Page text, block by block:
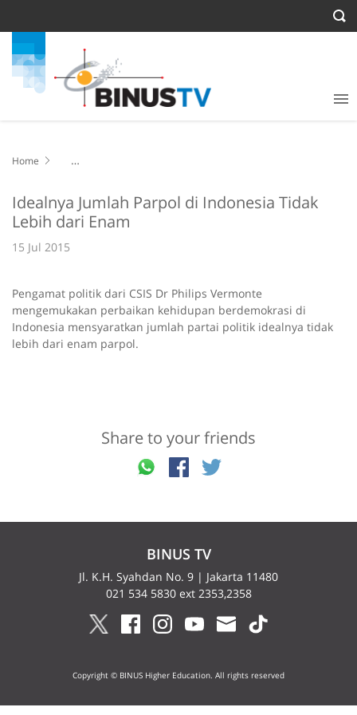
Home
Idealnya Jumlah Parpol di Indonesia Tidak
Lebih dari Enam
15 Jul 2015
Pengamat politik dari CSIS Dr Philips Vermonte
mengemukakan perbaikan kehidupan berdemokrasi di
Indonesia mensyaratkan jumlah partai politik idealnya tidak
lebih dari enam parpol.
Share to your friends
BINUS TV
Jl. K.H. Syahdan No. 9 | Jakarta 11480
021 534 5830 ext 2353,2358
Copyright © BINUS Higher Education. All rights reserved